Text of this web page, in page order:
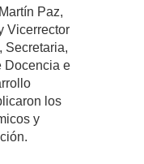
Paz,
Vicerrector
Secretaria,
Docencia e
los
y